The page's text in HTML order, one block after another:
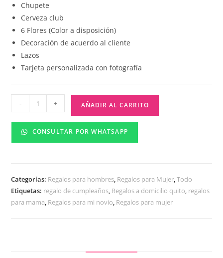
Chupete
Cerveza club
6 Flores (Color a disposición)
Decoración de acuerdo al cliente
Lazos
Tarjeta personalizada con fotografía
- + AÑADIR AL CARRITO
CONSULTAR POR WHATSAPP
Categorías: Regalos para hombres, Regalos para Mujer,Todo
Etiquetas: regalo de cumpleaños, Regalos a domicilio quito, regalos
para mama, Regalos para mi novio, Regalos para mujer